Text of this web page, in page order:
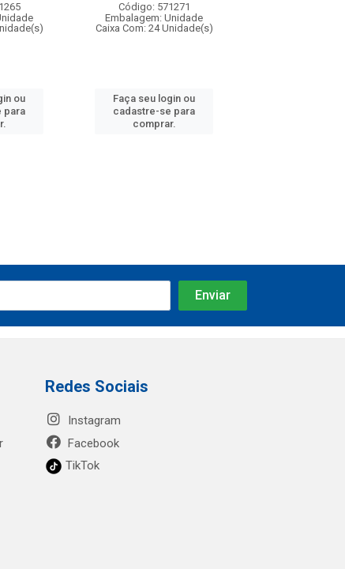
ou
para
Código: 571271
Embalagem: Unidade
Caixa Com: 24 Unidade(s)
Faça seu login ou
cadastre-se para
comprar.
Redes Sociais
Instagram
Facebook
TikTok